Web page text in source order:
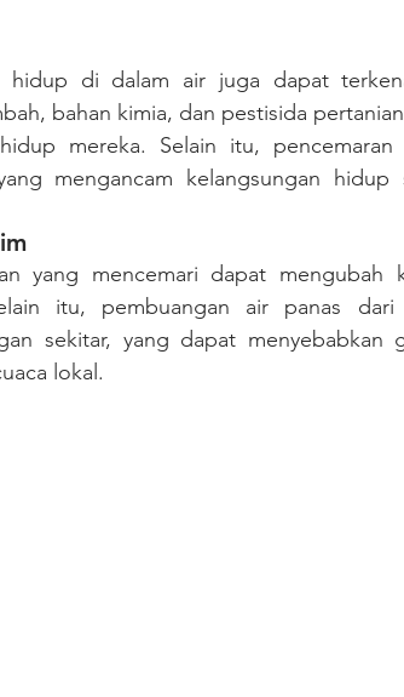
bahan kimia, dan pestisida
mereka. Selain itu,
mengancam kelangsungan hidup
itu, pembuangan air panas
sekitar, yang dapat menyebabkan
lokal.